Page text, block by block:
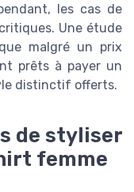
les cas de
Une étude
malgré un prix
prêts à payer un
distinctif offerts.
de styliser
femme